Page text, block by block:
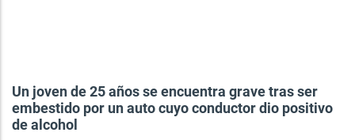
Un joven de 25 años se encuentra grave tras ser
embestido por un auto cuyo conductor dio positivo
de alcohol